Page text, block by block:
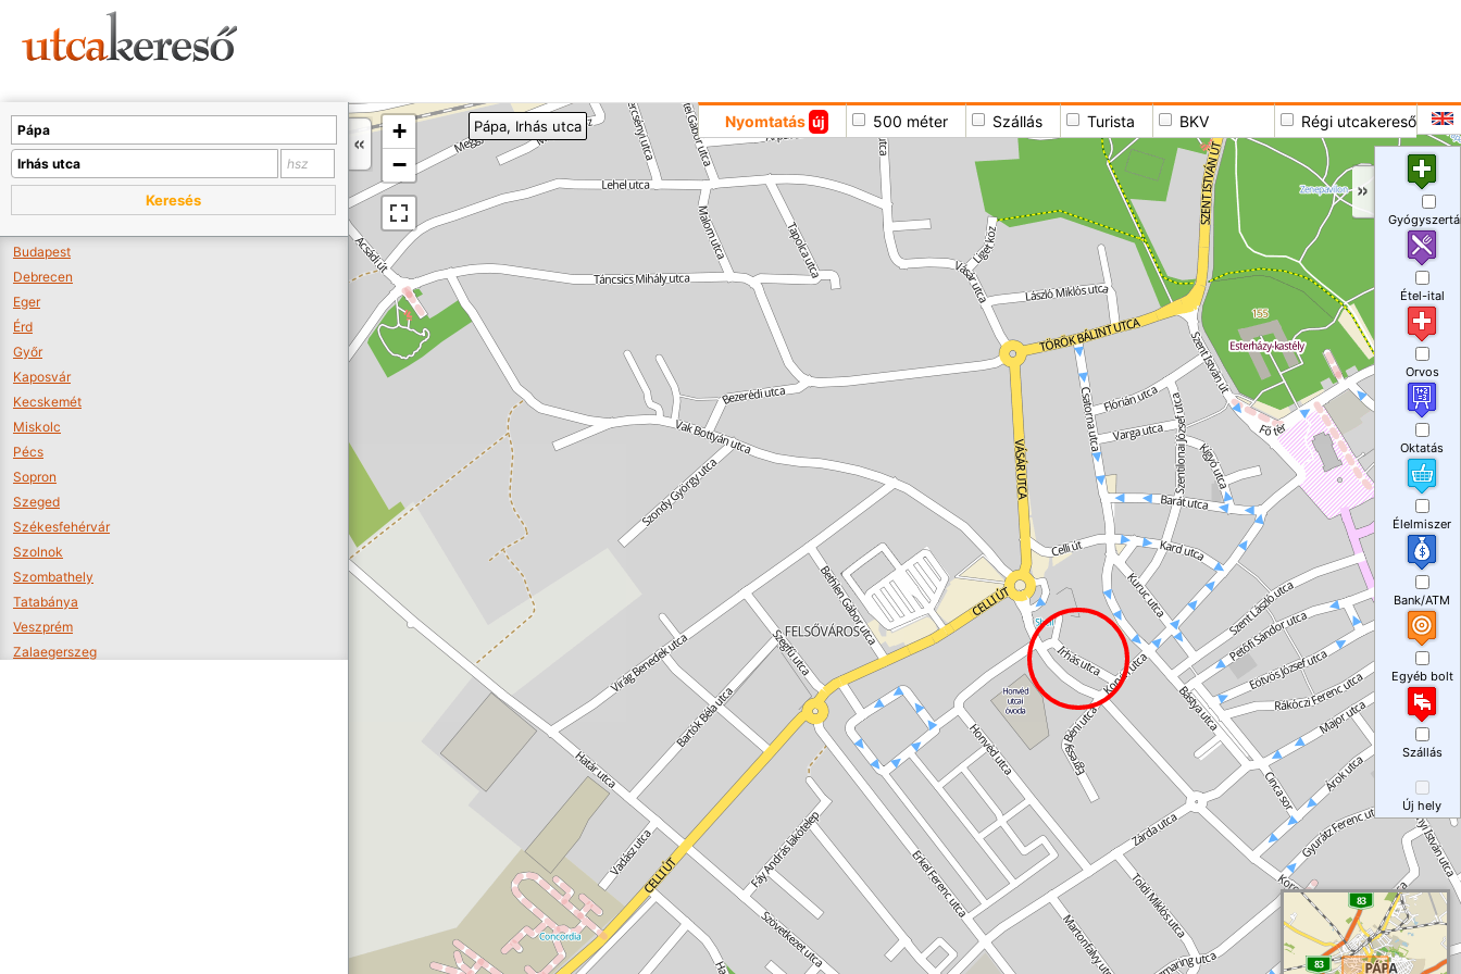
+
−
Nyomtatás új 500 méter Szállás Turista BKV Régi utcakereső
Pápa, Irhás utca
Keresés
Budapest
Debrecen
Eger
Érd
Győr
Kaposvár
Kecskemét
Miskolc
Pécs
Sopron
Szeged
Székesfehérvár
Szolnok
Szombathely
Tatabánya
Veszprém
Zalaegerszeg
Étel-ital
Orvos
Oktatás
Élelmiszer
Bank/ATM
Egyéb bolt
Szállás
Új hely
A térképet kicsinyíteni kell, hogy látszódjanak a boltok.
Boltok látszódjanak >>